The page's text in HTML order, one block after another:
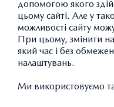
ринку Львівщини з
діяльності компанії є
їх гарантійне та
оригінальних запасних
парк тестових
допомогою якого
цьому сайті. Але у
можливості сайту
При цьому, змінити
який час і без
налаштувань.
Ми використовуємо